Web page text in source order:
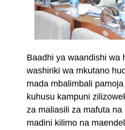
Baadhi ya waandishi wa
washiriki wa mkutano
mada mbalimbali
kuhusu kampuni
za maliasili za mafuta na
madini kilimo na